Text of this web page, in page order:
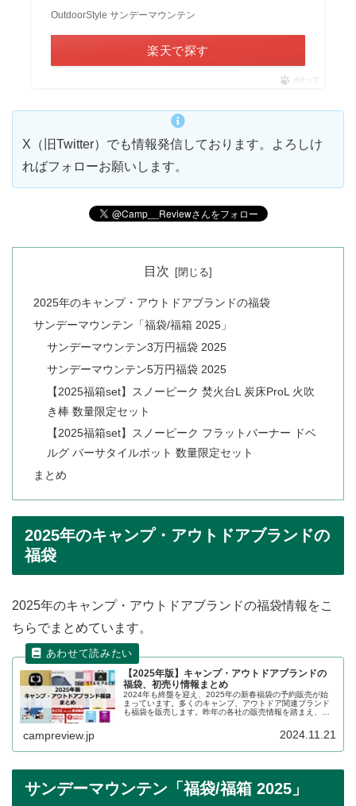
OutdoorStyle サンデーマウンテン
楽天で探す
ポチップ
X（旧Twitter）でも情報発信しております。よろしけ
ればフォローお願いします。
目次
2025年のキャンプ・アウトドアブランドの福袋
サンデーマウンテン「福袋/福箱 2025」
サンデーマウンテン3万円福袋 2025
サンデーマウンテン5万円福袋 2025
【2025福箱set】スノーピーク 焚火台L 炭床ProL 火吹
き棒 数量限定セット
【2025福箱set】スノーピーク フラットバーナー ドベ
ルグ バーサタイルポット 数量限定セット
まとめ
2025年のキャンプ・アウトドアブランドの
福袋
2025年のキャンプ・アウトドアブランドの福袋情報をこ
ちらでまとめています。
【2025年版】キャンプ・アウトドアブランドの
福袋、初売り情報まとめ
2024年も終盤を迎え、2025年の新春福袋の予約販売が始
まっています。多くのキャンプ、アウトドア関連ブランド
も福袋を販売します。昨年の各社の販売情報を踏まえ、
campreview.jp 2024.11.21
サンデーマウンテン「福袋/福箱 2025」